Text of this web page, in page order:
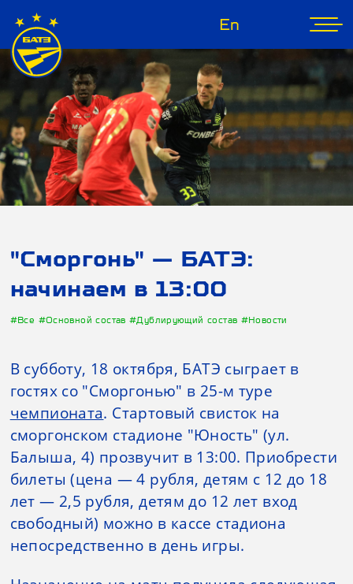
En
"Сморгонь" — БАТЭ:
начинаем в 13:00
#Все #Основной состав#Дублирующий состав #Новости
В субботу, 18 октября, БАТЭ сыграет в
гостях со "Сморгонью" в 25-м туре
чемпионата. Стартовый свисток на
сморгонском стадионе "Юность" (ул.
Балыша, 4) прозвучит в 13:00. Приобрести
билеты (цена — 4 рубля, детям с 12 до 18
лет — 2,5 рубля, детям до 12 лет вход
свободный) можно в кассе стадиона
непосредственно в день игры.